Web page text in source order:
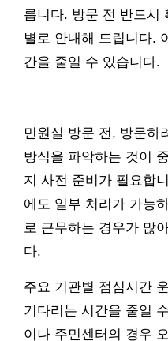
릅니다. 방문 전 반드시
별로 안내해 드립니다.
간을 줄일 수 있습니다.
민원실 방문 전, 방문하
방식을 파악하는 것이
지 사전 준비가 필요합
에도 일부 처리가 가능
로 근무하는 경우가 많
다.
주요 기관별 점심시간
기다리는 시간을 줄일
이나 주민센터의 경우